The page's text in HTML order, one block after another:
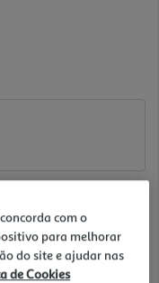
com o
para melhorar
do site e ajudar nas
de Cookies